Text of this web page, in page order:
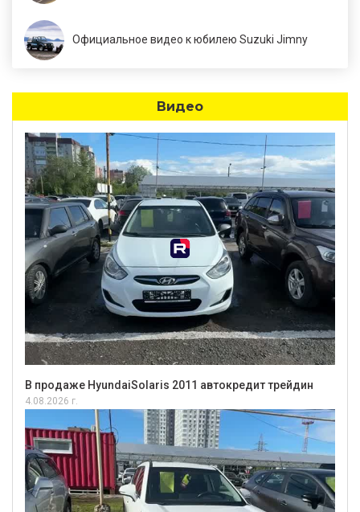
Официальное видео к юбилею Suzuki Jimny
Видео
В продаже HyundaiSolaris 2011 автокредит трейдин
4.08.2026 г.